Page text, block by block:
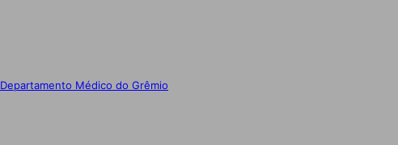
Departamento Médico do Grêmio